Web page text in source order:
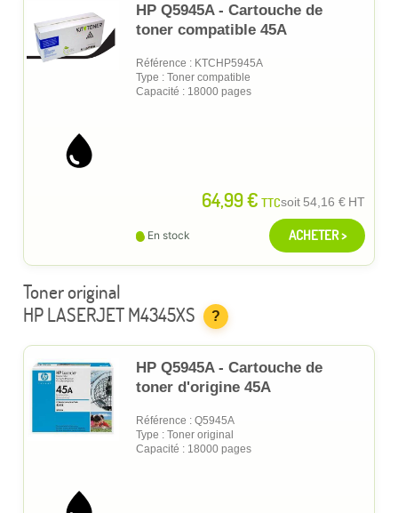
HP Q5945A - Cartouche de
toner compatible 45A
Référence : KTCHP5945A
Type : Toner compatible
Capacité : 18000 pages
64,99 € TTCsoit 54,16 € HT
En stock ACHETER >
Toner original
HP LASERJET M4345XS
?
HP Q5945A - Cartouche de
toner d'origine 45A
Référence : Q5945A
Type : Toner original
Capacité : 18000 pages